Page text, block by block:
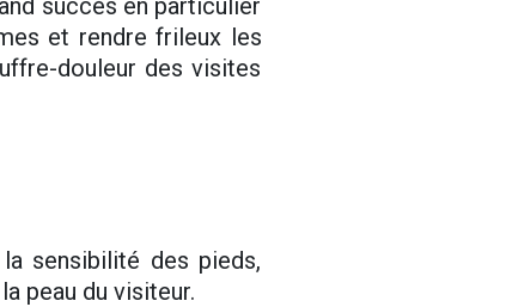
et rendre frileux les
douleur des visites
sensibilité des pieds,
peau du visiteur.